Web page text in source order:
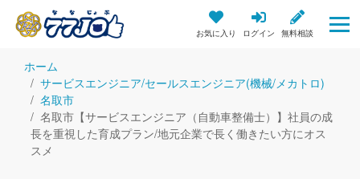
お気に入り ログイン 無料相談
ホーム
サービスエンジニア/セールスエンジニア(機械/メカトロ)
名取市
名取市【サービスエンジニア（自動車整備士）】社員の成
長を重視した育成プラン/地元企業で長く働きたい方にオス
スメ